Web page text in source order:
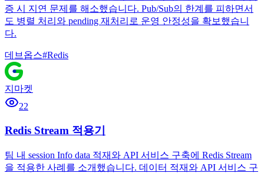
증 시 지연 문제를 해소했습니다. Pub/Sub의 한계를 피하면서
도 병렬 처리와 pending 재처리로 운영 안정성을 확보했습니
다.
데브옵스#Redis
지마켓
22
Redis Stream 적용기
팀 내 session Info data 적재와 API 서비스 구축에 Redis Stream
을 적용한 사례를 소개했습니다. 데이터 적재와 API 서비스 구